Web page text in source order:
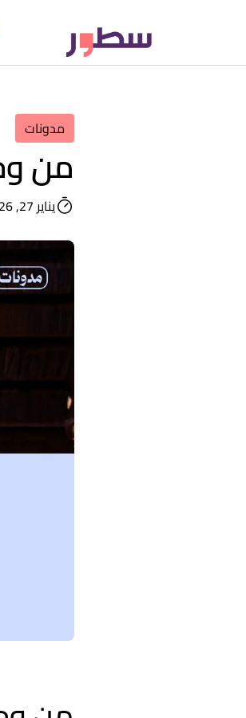
مدونات
من
يناير 27, 2026